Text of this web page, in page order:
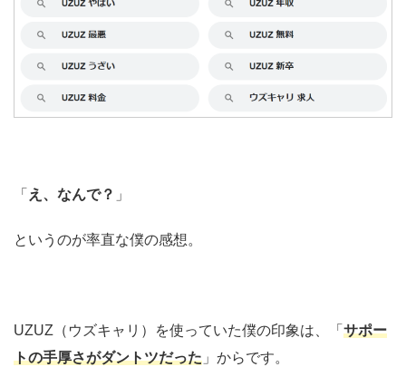
「 え、なんで？ 」
というのが率直な僕の感想。
UZUZ（ウズキャリ）を使っていた僕の印象は、「 サポー
トの手厚さがダントツだった 」からです。